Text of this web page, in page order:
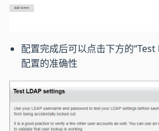
配置完成后可以点击下方的
配置的准确性